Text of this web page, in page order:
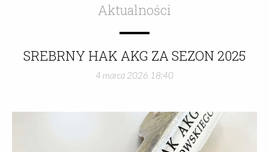
dofinansowanie mogą ubiegać się osoby lub
zespoły, które:opłaciły składki klubowe za 2026
rokzłożyły w przeciągu trzech ostatnich lat
przynajmniej jeden wykaz przejść na koniec
sport@akglodz.org kompletny wniosek o
dofinansowanieWniosek o dofinansowanie
Aktualności
SREBRNY HAK AKG ZA SEZON 2025
4 marca 2026 18:40